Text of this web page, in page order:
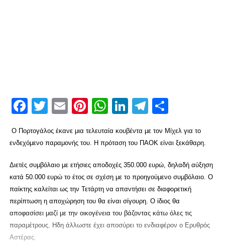
Facebook
Twitter
EmailPinterest
WhatsApp
LinkedIn
Telegram
Ο Πορτογάλος έκανε μια τελευταία κουβέντα με τον Μίχελ για το
ενδεχόμενο παραμονής του. Η πρόταση του ΠΑΟΚ είναι ξεκάθαρη.
Διετές συμβόλαιο με ετήσιες αποδοχές 350.000 ευρώ, δηλαδή αύξηση
κατά 50.000 ευρώ το έτος σε σχέση με το προηγούμενο συμβόλαιο. Ο
παίκτης καλείται ως την Τετάρτη να απαντήσει σε διαφορετική
περίπτωση η αποχώρηση του θα είναι σίγουρη. Ο ίδιος θα
αποφασίσει μαζί με την οικογένεια του βάζοντας κάτω όλες τις
παραμέτρους. Ηδη άλλωστε έχει αποσύρει το ενδιαφέρον ο Ερυθρός
Αστέρας.